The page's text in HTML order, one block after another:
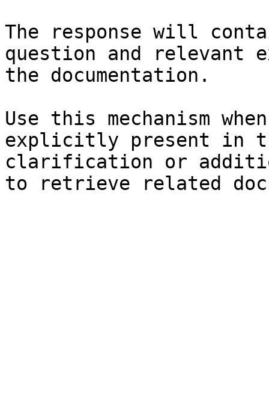
The response will
question and relevant
the documentation.
Use this mechanism
explicitly present in
clarification or